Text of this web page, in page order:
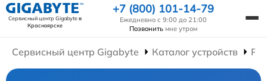
Сервисный центр Gigabyteв
Красноярске
+7 (800) 101-14-79
Ежедневно с 9:00 до 21:00
Позвонить мне утром
Сервисный центр Gigabyte Каталог устройств